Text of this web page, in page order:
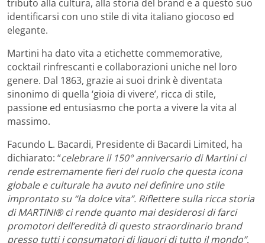
tributo alla cultura, alla storia del brand e a questo suo
identificarsi con uno stile di vita italiano giocoso ed
elegante.
Martini ha dato vita a etichette commemorative,
cocktail rinfrescanti e collaborazioni uniche nel loro
genere. Dal 1863, grazie ai suoi drink è diventata
sinonimo di quella ‘gioia di vivere’, ricca di stile,
passione ed entusiasmo che porta a vivere la vita al
massimo.
Facundo L. Bacardi, Presidente di Bacardi Limited, ha
dichiarato: “celebrare il 150° anniversario di Martini ci
rende estremamente fieri del ruolo che questa icona
globale e culturale ha avuto nel definire uno stile
improntato su “la dolce vita”. Riflettere sulla ricca storia
di MARTINI® ci rende quanto mai desiderosi di farci
promotori dell’eredità di questo straordinario brand
presso tutti i consumatori di liquori di tutto il mondo”.